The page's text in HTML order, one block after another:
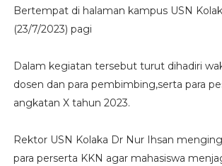
Bertempat di halaman kampus USN
(23/7/2023) pagi
Dalam kegiatan tersebut turut dihadiri
dosen dan para pembimbing,serta para
angkatan X tahun 2023.
Rektor USN Kolaka Dr Nur Ihsan
para perserta KKN agar mahasiswa